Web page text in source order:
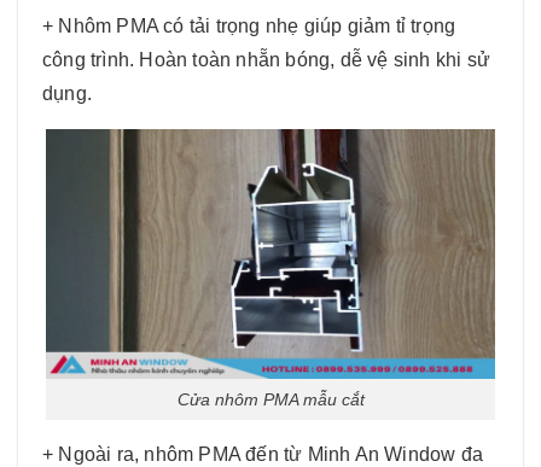
+ Nhôm PMA có tải trọng nhẹ giúp giảm tỉ trọng
công trình. Hoàn toàn nhẵn bóng, dễ vệ sinh khi sử
dụng.
Cửa nhôm PMA mẫu cắt
+ Ngoài ra, nhôm PMA đến từ Minh An Window đa